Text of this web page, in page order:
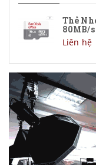
Thẻ
80MB/
GN3MN
Liên hệ